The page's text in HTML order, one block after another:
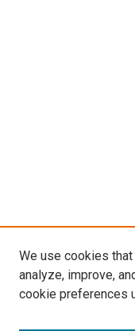
We use cookies
analyze, improve,
cookie preferences